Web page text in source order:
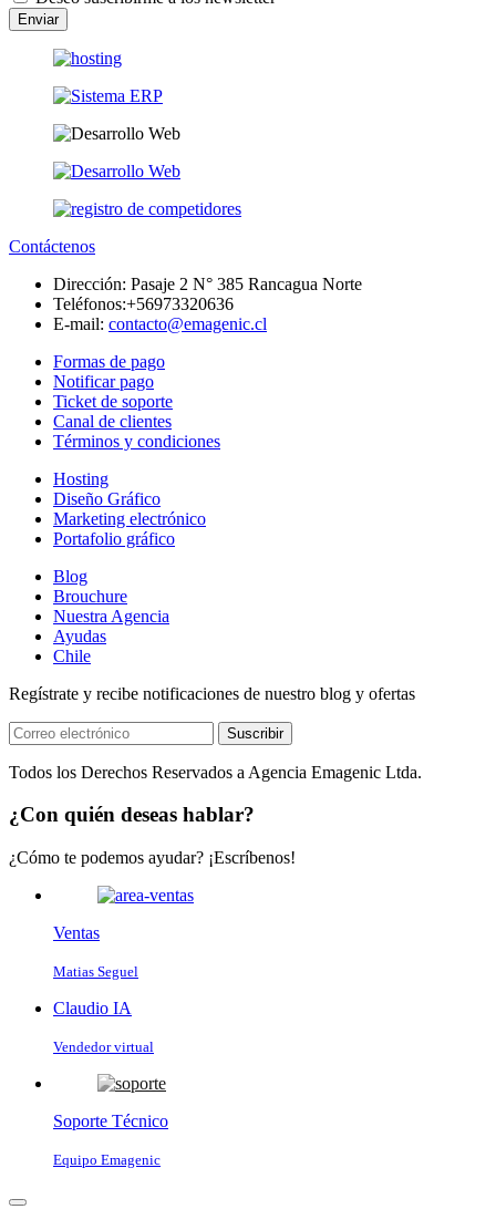
Enviar
Contáctenos
Dirección: Pasaje 2 N° 385 Rancagua Norte
Teléfonos:+56973320636
E-mail: contacto@emagenic.cl
Formas de pago
Notificar pago
Ticket de soporte
Canal de clientes
Términos y condiciones
Hosting
Diseño Gráfico
Marketing electrónico
Portafolio gráfico
Blog
Brouchure
Nuestra Agencia
Ayudas
Chile
Regístrate y recibe notificaciones de nuestro blog y ofertas
Suscribir
Todos los Derechos Reservados a Agencia Emagenic Ltda.
¿Con quién deseas hablar?
¿Cómo te podemos ayudar? ¡Escríbenos!
Ventas
Matias Seguel
Claudio IA
Vendedor virtual
Soporte Técnico
Equipo Emagenic